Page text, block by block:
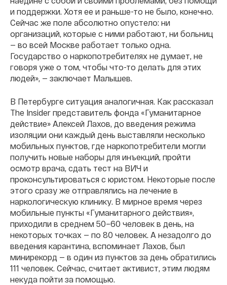
и поддержки. Хотя ее и раньше-то не было, конечно.
Сейчас же поле абсолютно опустело: ни
организаций, которые с ними работают, ни больниц
— во всей Москве работает только одна.
Государство о наркопотребителях не думает, не
говоря уже о том, чтобы что-то делать для этих
людей», — заключает Малышев.
В Петербурге ситуация аналогичная. Как рассказал
The Insider представитель фонда «Гуманитарное
действие» Алексей Лахов, до введения режима
изоляции они каждый день выставляли несколько
мобильных пунктов, где наркопотребители могли
получить новые наборы для инъекций, пройти
осмотр врача, сдать тест на ВИЧ и
проконсультироваться с юристом. Некоторые после
этого сразу же отправлялись на лечение в
наркологическую клинику. В мирное время через
мобильные пункты «Гуманитарного действия»,
приходили в среднем 50–60 человек в день, на
некоторых точках — по 80 человек. А незадолго до
введения карантина, вспоминает Лахов, был
минирекорд — в один из пунктов за день обратились
111 человек. Сейчас, считает активист, этим людям
некуда пойти за помощью.